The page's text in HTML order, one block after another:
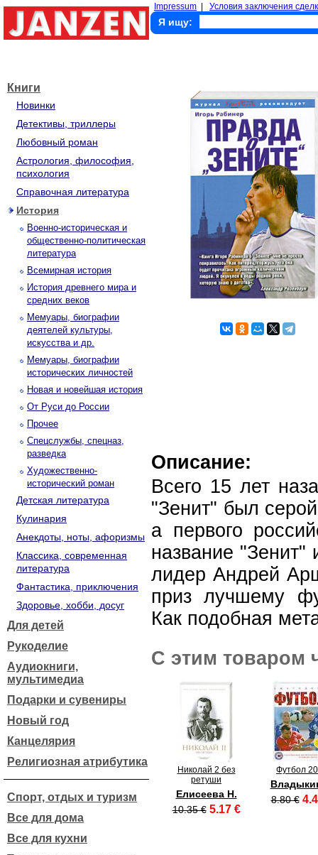
Impressum Условия заключения
Я ищу:
Книги
Новинки
Детективы, триллеры
Любовный роман
Астрология, философия,
психология
Справочная литература
История
Военно-историческая и
общественно-политическая
литература
Всемирная история
История древнего мира и
средних веков
Мемуары, биографии
деятелей культуры,
искусства и др.
Мемуары, биографии
исторических личностей
Новая и новейшая история
От Руси до России
Прочее
Спецслужбы, спецназ,
разведка
Художественно-
исторический роман
Детская литература
Кулинария
Анекдоты, ноты, афоризмы
Классика, современная
литература
Фантастика, приключения
Здоровье, хобби, досуг
Для детей
Рукоделие
Аудиокниги,
мультимедиа
Подарки и сувениры
Новый год
Канцелярия
Религиозная атрибутика
Спорт, отдых и туризм
Все для дома
Все для кухни
Описание:
Всего 15 лет
"Зенит" был
а первого
название "Зенит"
лидер Андрей
приз лучшему
Как подобная
С этим товаром
Николай 2 без
ретуши
Елисеева Н.
10.35 € 5.17 €
Футбол
8.80 €